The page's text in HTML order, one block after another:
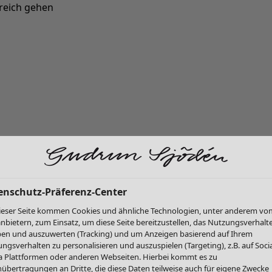
gehen
Präferenz-Center
Seite kommen Cookies und ähnliche Technologien, unter anderem von
zum Einsatz, um diese Seite bereitzustellen, das
und auszuwerten (Tracking) und um Anzeigen basierend auf Ihrem
zu personalisieren und auszuspielen (Targeting), z.B. auf
Plattformen oder anderen Webseiten. Hierbei kommt es zu
an Dritte, die diese Daten teilweise auch für eigene Zwecke